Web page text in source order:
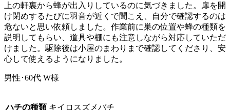
上の軒裏から蜂が出入りしているのに気づきました。扉を開
け閉めするたびに羽音が近くで聞こえ、自分で確認するのは
危ないと思い依頼しました。作業前に巣の位置や蜂の種類を
説明してもらい、道具や棚にも注意しながら対応していただ
けました。駆除後は小屋のまわりまで確認してくださり、安
心して使えるようになりました。
男性･60代 W様
ハチの種類 キイロスズメバチ